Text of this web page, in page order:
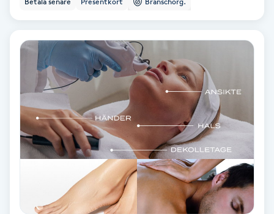
Babylights
Balayage
Bambumassage
Barnklippning